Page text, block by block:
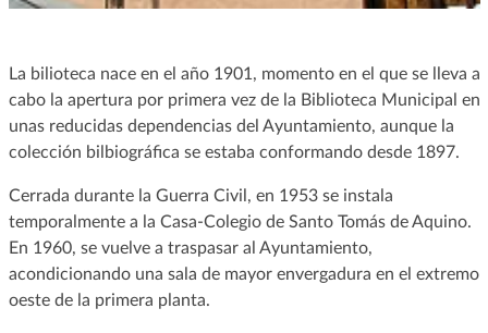
La bilioteca nace en el año 1901, momento en el que se lleva a
cabo la apertura por primera vez de la Biblioteca Municipal en
unas reducidas dependencias del Ayuntamiento, aunque la
colección bilbiográfica se estaba conformando desde 1897.
Cerrada durante la Guerra Civil, en 1953 se instala
temporalmente a la Casa-Colegio de Santo Tomás de Aquino.
En 1960, se vuelve a traspasar al Ayuntamiento,
acondicionando una sala de mayor envergadura en el extremo
oeste de la primera planta.